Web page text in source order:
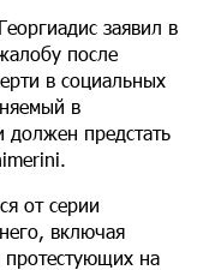
заявил в
после
в социальных
в
предстать
от серии
включая
протестующих на